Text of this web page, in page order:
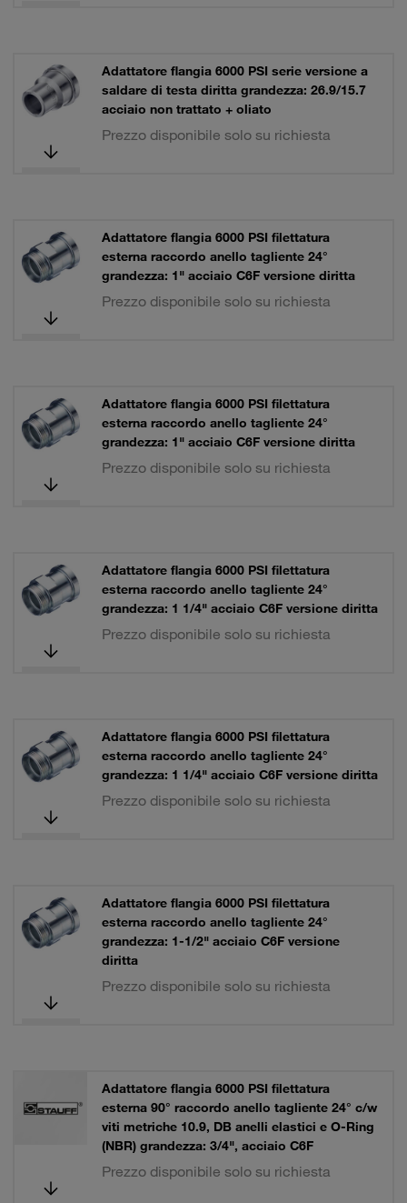
Adattatore flangia 6000 PSI serie versione a
saldare di testa diritta grandezza: 26.9/15.7
acciaio non trattato + oliato
Prezzo disponibile solo su richiesta
Adattatore flangia 6000 PSI filettatura
esterna raccordo anello tagliente 24°
grandezza: 1" acciaio C6F versione diritta
Prezzo disponibile solo su richiesta
Adattatore flangia 6000 PSI filettatura
esterna raccordo anello tagliente 24°
grandezza: 1" acciaio C6F versione diritta
Prezzo disponibile solo su richiesta
Adattatore flangia 6000 PSI filettatura
esterna raccordo anello tagliente 24°
grandezza: 1 1/4" acciaio C6F versione diritta
Prezzo disponibile solo su richiesta
Adattatore flangia 6000 PSI filettatura
esterna raccordo anello tagliente 24°
grandezza: 1 1/4" acciaio C6F versione diritta
Prezzo disponibile solo su richiesta
Adattatore flangia 6000 PSI filettatura
esterna raccordo anello tagliente 24°
grandezza: 1-1/2" acciaio C6F versione
diritta
Prezzo disponibile solo su richiesta
Adattatore flangia 6000 PSI filettatura
esterna 90° raccordo anello tagliente 24° c/w
viti metriche 10.9, DB anelli elastici e O-Ring
(NBR) grandezza: 3/4", acciaio C6F
Prezzo disponibile solo su richiesta